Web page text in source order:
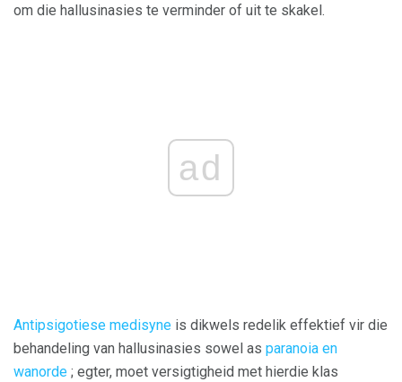
om die hallusinasies te verminder of uit te skakel.
ad
Antipsigotiese medisyne is dikwels redelik effektief vir die
behandeling van hallusinasies sowel as paranoia en
wanorde ; egter, moet versigtigheid met hierdie klas